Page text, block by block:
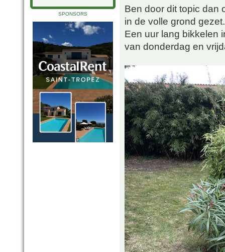
SPONSORS
Ben door dit topic dan
in de volle grond gezet.
Een uur lang bikkelen
van donderdag en